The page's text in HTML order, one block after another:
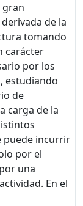
gran
de la
tomando
carácter
por los
estudiando
de
carga de la
puede incurrir
por el
una
En el